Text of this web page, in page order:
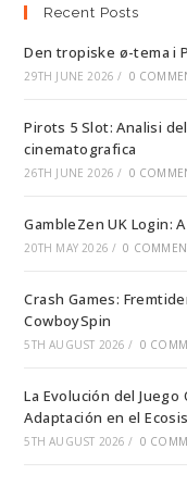
Recent Posts
Den tropiske ø-tema i
29TH JUNE 2026 / 0
Pirots 5 Slot: Analisi
cinematografica
26TH JUNE 2026 / 0
GambleZen UK Login:
20TH MAY 2026 / 0
Crash Games:
CowboySpin
5TH AUGUST 2026 / 0
La Evolución del
Adaptación en el
5TH AUGUST 2026 / 0